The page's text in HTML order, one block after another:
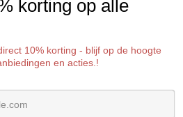
de hand geplukt vanwege hun
koord.